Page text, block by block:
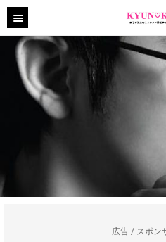
広告 / スポン